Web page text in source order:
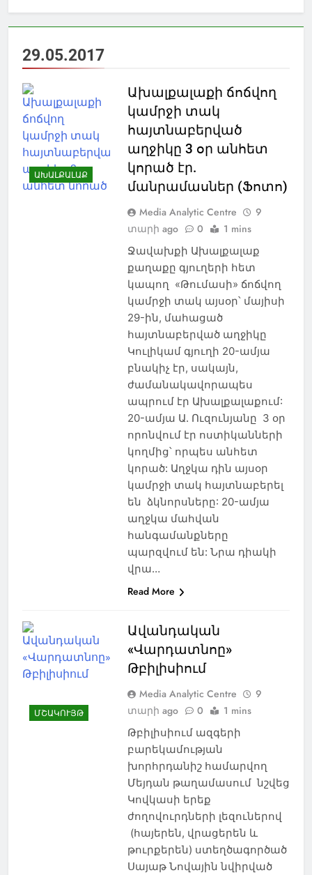
29.05.2017
ԱԽԱԼՔԱԼԱՔ
Ախալքալաքի ճոճվող
կամրջի տակ
հայտնաբերված
աղջիկը 3 օր անհետ
կորած էր.
մանրամասներ (Ֆոտո)
Media Analytic Centre
9
տարի ago
0 1 mins
Ջավախքի Ախալքալաք
քաղաքը գյուղերի հետ
կապող «Թումասի» ճոճվող
կամրջի տակ այսօր՝ մայիսի
29-ին, մահացած
հայտնաբերված աղջիկը
Կուլիկամ գյուղի 20-ամյա
բնակիչ էր, սակայն,
ժամանակավորապես
ապրում էր Ախալքալաքում:
20-ամյա Ա. Ուզունյանը 3 օր
որոնվում էր ոստիկանների
կողմից՝ որպես անհետ
կորած: Աղջկա դին այսօր
կամրջի տակ հայտնաբերել
են ձկնորսները: 20-ամյա
աղջկա մահվան
հանգամանքները
պարզվում են: Նրա դիակի
վրա…
Read More
ՄՇԱԿՈՒՅԹ
Ավանդական
«Վարդատնոը»
Թբիլիսիում
Media Analytic Centre
9
տարի ago
0 1 mins
Թբիլիսիում ազգերի
բարեկամության
խորհրդանիշ համարվող
Մեյդան թաղամասում նշվեց
Կովկասի երեք
ժողովուրդների լեզուներով
(հայերեն, վրացերեն և
թուրքերեն) ստեղծագործած
Սայաթ Նովային նվիրված